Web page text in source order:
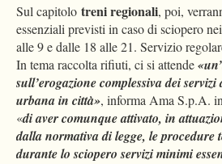
Sul capitolo treni regionali, poi,
essenziali previsti in caso di sciopero
alle 9 e dalle 18 alle 21. Servizio
In tema raccolta rifiuti, ci si attende
sull’erogazione complessiva dei
urbana in città», informa Ama S.p.A.
«di aver comunque attivato, in
dalla normativa di legge, le procedure
durante lo sciopero servizi minimi